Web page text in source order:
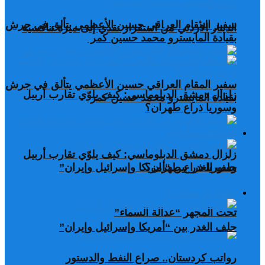
سفير المقام العراقي حسين الأعظمي يتألق في جرش
بقيادة المايسترو محمد حسين كمر
زلزال دمشق الدبلوماسي: كيف يلوّي تقارب أربيل
وسوريا ذراع طهران؟
حلف الغدر بين “أمريكا وإسرائيل وإيران”
تحت المجهر “عدالة السماء”
رواتب كردستان.. صراع النفط والدستور
الدينار الأردني من استقرار نقدي إلى ميزة تنافسية
سفير المقام العراقي حسين الأعظمي يتألق في جرش
بقيادة المايسترو محمد حسين كمر
زلزال دمشق الدبلوماسي: كيف يلوّي تقارب أربيل
وسوريا ذراع طهران؟
حلف الغدر بين “أمريكا وإسرائيل وإيران”